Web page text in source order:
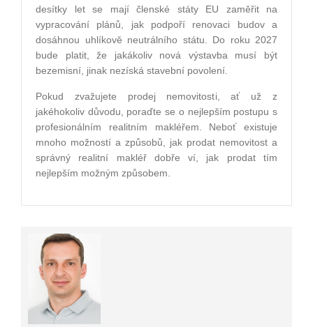
desítky let se mají členské státy EU zaměřit na
vypracování plánů, jak podpoří renovaci budov a
dosáhnou uhlíkově neutrálního státu. Do roku 2027
bude platit, že jakákoliv nová výstavba musí být
bezemisní, jinak nezíská stavební povolení.
Pokud zvažujete prodej nemovitosti, ať už z
jakéhokoliv důvodu, poraďte se o nejlepším postupu s
profesionálním realitním makléřem. Neboť existuje
mnoho možností a způsobů, jak prodat nemovitost a
správný realitní makléř dobře ví, jak prodat tím
nejlepším možným způsobem.